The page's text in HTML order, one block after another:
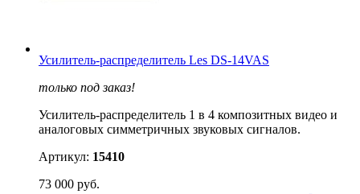
Усилитель-распределитель Les DS-14VAS
только под заказ!
Усилитель-распределитель 1 в 4 композитных видео и
аналоговых симметричных звуковых сигналов.
Артикул: 15410
73 000 руб.